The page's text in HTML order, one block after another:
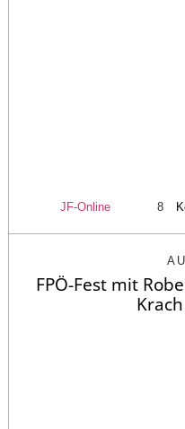
JF-Online 8
FPÖ-Fest mit